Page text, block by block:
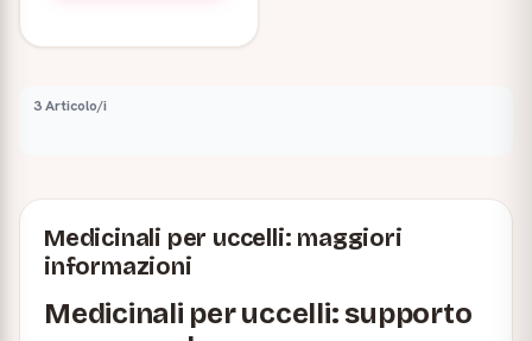
3 Articolo/i
Medicinali per uccelli: maggiori
informazioni
Medicinali per uccelli: supporto